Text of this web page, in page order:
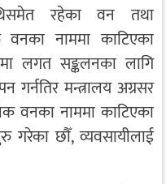
रहेका वन तथा
वनका नाममा काटिएका
लगत सङ्कलनका लागि
गर्नतिर मन्त्रालय अग्रसर
वनका नाममा काटिएका
छौँ, व्यवसायीलाई